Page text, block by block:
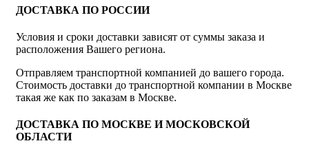
ДОСТАВКА ПО РОССИИ
Условия и сроки доставки зависят от суммы заказа и
расположения Вашего региона.
Отправляем транспортной компанией до вашего города.
Стоимость доставки до транспортной компании в Москве
такая же как по заказам в Москве.
ДОСТАВКА ПО МОСКВЕ И МОСКОВСКОЙ
ОБЛАСТИ